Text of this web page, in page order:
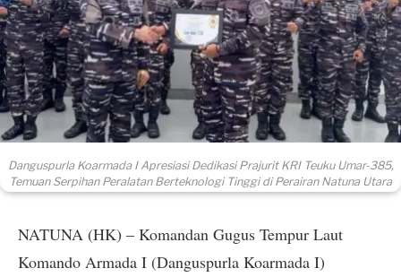
Danguspurla Koarmada I Apresiasi Dedikasi Prajurit KRI Teuku Umar-385,
Temuan Serpihan Peralatan Berteknologi Tinggi di Perairan Natuna Utara
NATUNA (HK) – Komandan Gugus Tempur Laut
Komando Armada I (Danguspurla Koarmada I)